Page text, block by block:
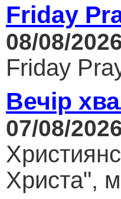
Friday
08/08/
Friday
Вечір
07/08/
Христа",